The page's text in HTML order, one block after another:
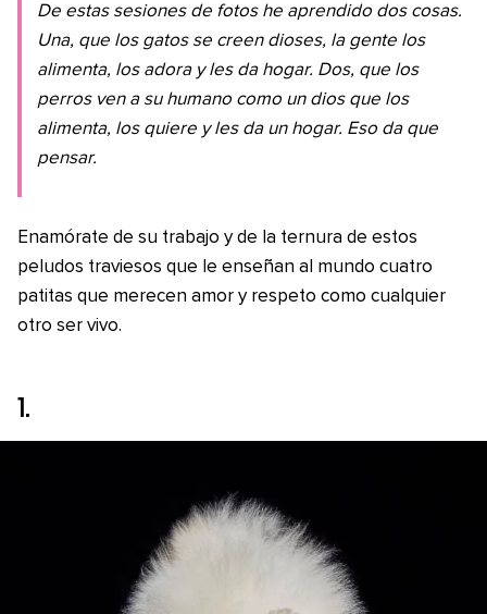
De estas sesiones de fotos he aprendido dos cosas.
Una, que los gatos se creen dioses, la gente los
alimenta, los adora y les da hogar. Dos, que los
perros ven a su humano como un dios que los
alimenta, los quiere y les da un hogar. Eso da que
pensar.
Enamórate de su trabajo y de la ternura de estos
peludos traviesos que le enseñan al mundo cuatro
patitas que merecen amor y respeto como cualquier
otro ser vivo.
1.